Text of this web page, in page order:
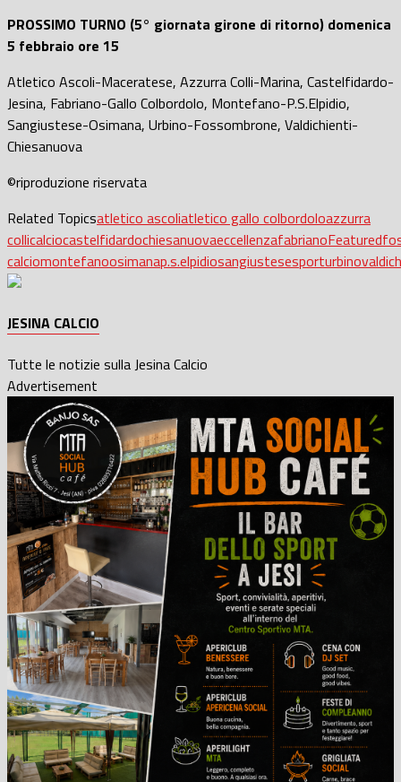
PROSSIMO TURNO (5° giornata girone di ritorno) domenica
5 febbraio ore 15
Atletico Ascoli-Maceratese, Azzurra Colli-Marina, Castelfidardo-
Jesina, Fabriano-Gallo Colbordolo, Montefano-P.S.Elpidio,
Sangiustese-Osimana, Urbino-Fossombrone, Valdichienti-
Chiesanuova
©riproduzione riservata
Related Topicsatletico ascoliatletico gallo colbordoloazzurra
collicalciocastelfidardochiesanuovaeccellenzafabrianoFeatured
calciomontefanoosimanap.s.elpidiosangiustesesporturbino
JESINA CALCIO
Tutte le notizie sulla Jesina Calcio
Advertisement